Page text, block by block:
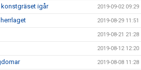
igår 2019-09-02 09:29
2019-08-29 11:51
2019-08-21 21:28
2019-08-12 12:20
2019-08-08 11:28